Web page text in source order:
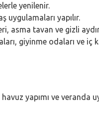
yenilenir.
uygulamaları yapılır.
asma tavan ve gizli
giyinme odaları ve iç
yapımı ve veranda